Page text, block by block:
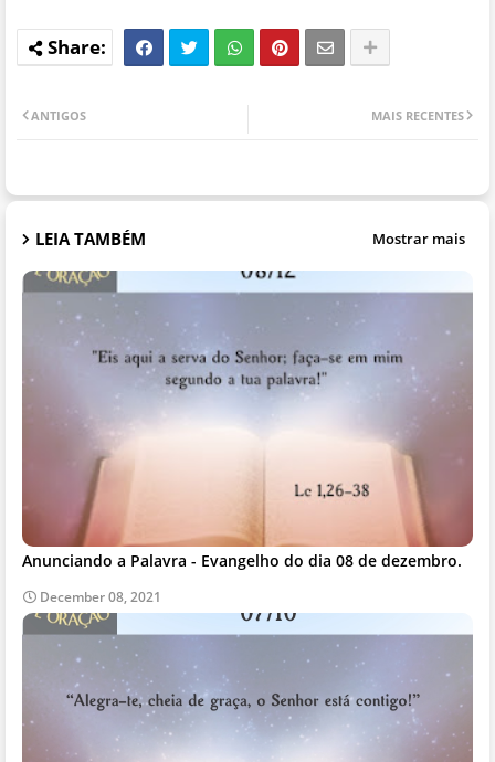
MAIS RECENTES
ANTIGOS
LEIA TAMBÉM Mostrar mais
Anunciando a Palavra - Evangelho do dia 08 de dezembro.
December 08, 2021